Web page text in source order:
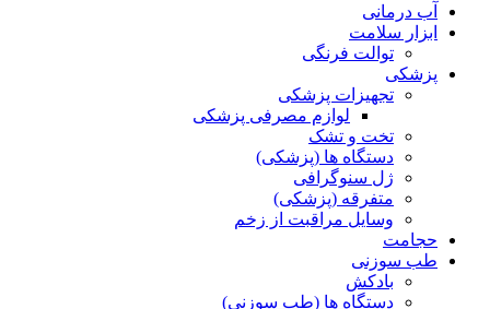
آب درمانی
ابزار سلامت
توالت فرنگی
پزشکی
تجهیزات پزشکی
لوازم مصرفی پزشکی
تخت و تشک
دستگاه ها (پزشکی)
ژل سنوگرافی
متفرقه (پزشکی)
وسایل مراقبت از زخم
حجامت
طب سوزنی
بادکش
دستگاه ها (طب سوزنی)